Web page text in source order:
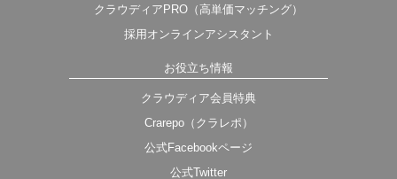
クラウディアPRO（高単価マッチング）
採用オンラインアシスタント
お役立ち情報
クラウディア会員特典
Crarepo（クラレポ）
公式Facebookページ
公式Twitter